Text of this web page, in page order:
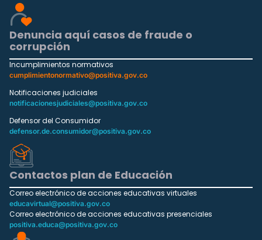
Denuncia aquí casos de fraude o
corrupción
Incumplimientos normativos
cumplimientonormativo@positiva.gov.co
Notificaciones judiciales
notificacionesjudiciales@positiva.gov.co
Defensor del Consumidor
defensor.de.consumidor@positiva.gov.co
Contactos plan de Educación
Correo electrónico de acciones educativas virtuales
educavirtual@positiva.gov.co
Correo electrónico de acciones educativas presenciales
positiva.educa@positiva.gov.co